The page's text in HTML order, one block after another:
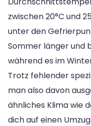
zwischen 20°C und
unter den
Sommer länger und
während es im
Trotz fehlender
man also davon
ähnliches Klima wie
dich auf einen